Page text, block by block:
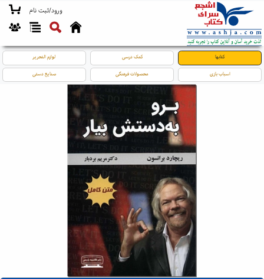
ورود/ثبت نام
کتابها کمک درسی لوازم التحریر
اسباب بازی محصولات فرهنگی صنایع دستی